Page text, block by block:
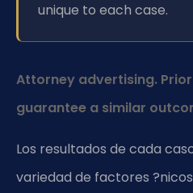
unique to each case.
Attorney advertising.
guarantee a similar
Los resultados de cada
variedad de factores